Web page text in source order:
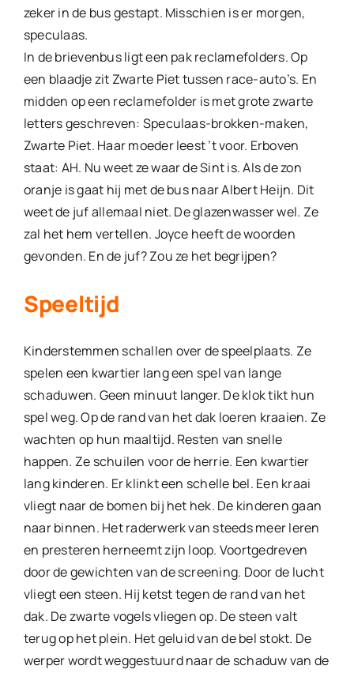
zeker in de bus gestapt. Misschien is er morgen,
speculaas.
In de brievenbus ligt een pak reclamefolders. Op
een blaadje zit Zwarte Piet tussen race-auto’s. En
midden op een reclame­folder is met grote zwarte
letters geschreven: Speculaas-brok­ken-maken,
Zwarte Piet. Haar moeder leest ’t voor. Erboven
staat: AH. Nu weet ze waar de Sint is. Als de zon
oranje is gaat hij met de bus naar Albert Heijn. Dit
weet de juf alle­maal niet. De glazenwasser wel. Ze
zal het hem vertellen. Joy­ce heeft de woorden
gevonden. En de juf? Zou ze het begrijpen?
Speeltijd
Kinderstemmen schallen over de speelplaats. Ze
spelen een kwartier lang een spel van lange
schaduwen. Geen minuut lan­ger. De klok tikt hun
spel weg. Op de rand van het dak loeren kraaien. Ze
wachten op hun maaltijd. Resten van snelle
happen. Ze schuilen voor de herrie. Een kwartier
lang kinderen. Er klinkt een schelle bel. Een kraai
vliegt naar de bomen bij het hek. De kinderen gaan
naar binnen. Het raderwerk van steeds meer leren
en presteren herneemt zijn loop. Voortgedreven
door de gewichten van de screening. Door de lucht
vliegt een steen. Hij ketst tegen de rand van het
dak. De zwarte vogels vliegen op. De steen valt
terug op het plein. Het geluid van de bel stokt. De
werper wordt weggestuurd naar de schaduw van de